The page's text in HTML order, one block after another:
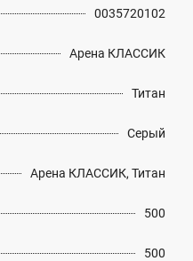
0035720102
Арена КЛАССИК
Титан
Серый
Арена КЛАССИК, Титан
500
500